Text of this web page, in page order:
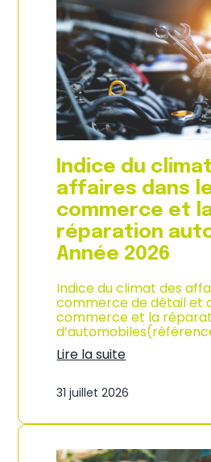
e
s
p
r
i
x
à
l
a
c
o
n
s
o
m
m
a
t
o
n
à
L
R
u
n
o
n
Indice du
affaires dans
commerce et
réparation
Année 2026
Indice du climat des
commerce de détail et
commerce et la
Lire la suite
n
i
e
31 juillet 2026